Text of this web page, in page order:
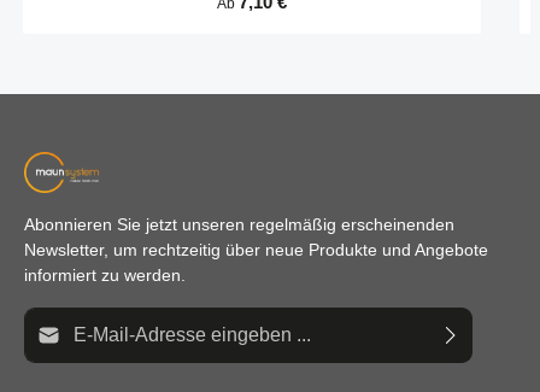
Abonnieren Sie jetzt unseren regelmäßig erscheinenden
Newsletter, um rechtzeitig über neue Produkte und Angebote
informiert zu werden.
E-Mail-Adresse*